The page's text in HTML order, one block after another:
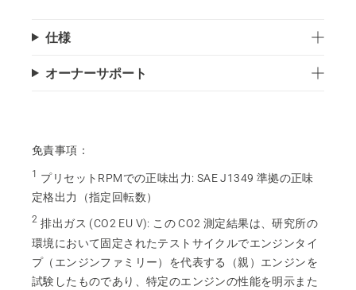
仕様
オーナーサポート
免責事項：
1 プリセットRPMでの正味出力: SAE J1349 準拠の正味
定格出力（指定回転数）
2 排出ガス (CO2 EU V): この CO2 測定結果は、研究所の
環境において固定されたテストサイクルでエンジンタイ
プ（エンジンファミリー）を代表する（親）エンジンを
試験したものであり、特定のエンジンの性能を明示また